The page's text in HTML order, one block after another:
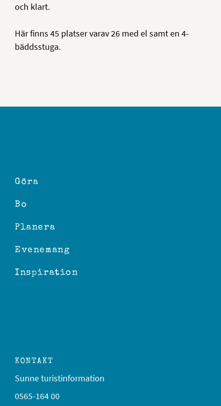
och klart.
Här finns 45 platser varav 26 med el samt en 4-
bäddsstuga.
Göra
Bo
Planera
Evenemang
Inspiration
KONTAKT
Sunne turistinformation
0565-164 00